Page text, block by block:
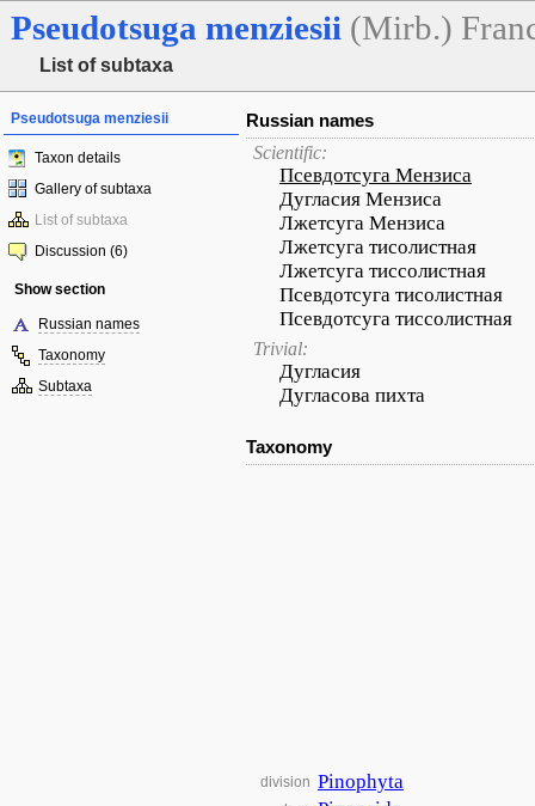
Pseudotsuga menziesii (Mirb.)
List of subtaxa
Pseudotsuga menziesii
Taxon details
Gallery of subtaxa
List of subtaxa
Discussion (6)
Show section
Russian names
Taxonomy
Subtaxa
Russian names
Scientific:
Псевдотсуга Мензиса
Дугласия Мензиса
Лжетсуга Мензиса
Лжетсуга тисолистная
Лжетсуга тиссолистная
Псевдотсуга тисолистная
Псевдотсуга тиссолистная
Trivial:
Дугласия
Дугласова пихта
Taxonomy
division Pinophyta